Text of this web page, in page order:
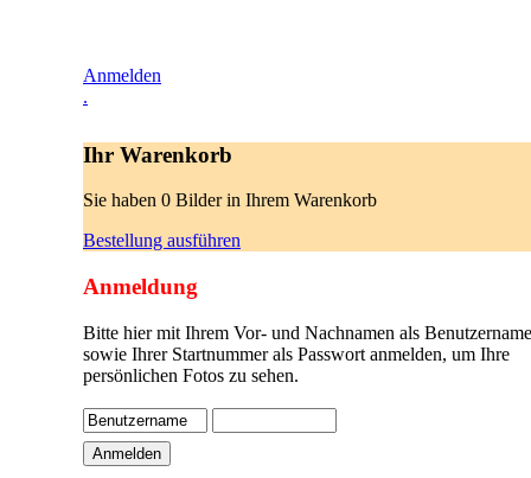
Anmelden
.
Ihr Warenkorb
Sie haben 0 Bilder in Ihrem Warenkorb
Bestellung ausführen
Anmeldung
Bitte hier mit Ihrem Vor- und Nachnamen als
sowie Ihrer Startnummer als Passwort anmelden, um Ihre
persönlichen Fotos zu sehen.